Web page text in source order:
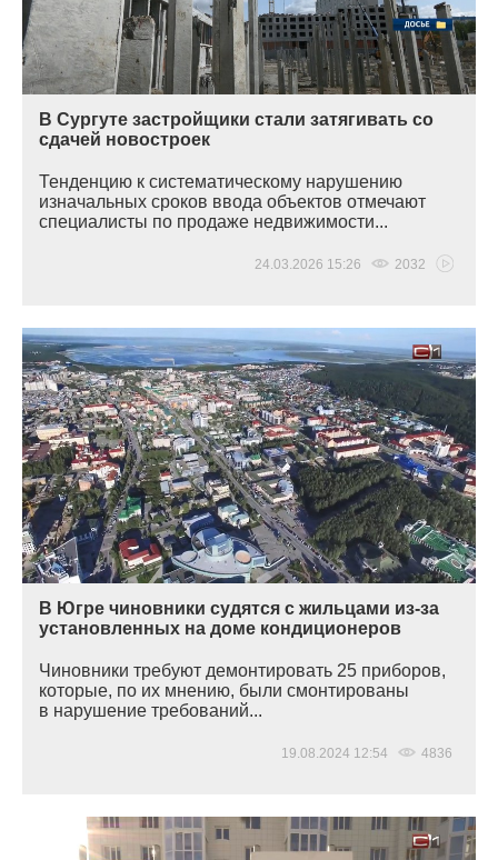
В Сургуте застройщики стали затягивать со
сдачей новостроек
Тенденцию к систематическому нарушению
изначальных сроков ввода объектов отмечают
специалисты по продаже недвижимости...
24.03.2026 15:26 2032
В Югре чиновники судятся с жильцами из-за
установленных на доме кондиционеров
Чиновники требуют демонтировать 25 приборов,
которые, по их мнению, были смонтированы
в нарушение требований...
19.08.2024 12:54 4836